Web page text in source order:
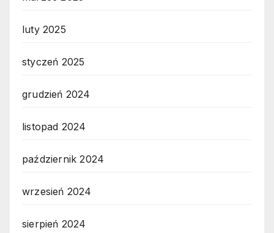
luty 2025
styczeń 2025
grudzień 2024
listopad 2024
październik 2024
wrzesień 2024
sierpień 2024